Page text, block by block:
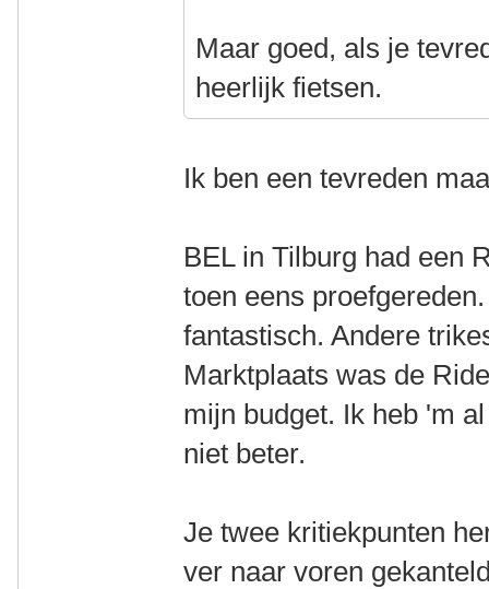
Maar goed, als je
heerlijk fietsen.
Ik ben een tevreden
BEL in Tilburg had een
toen eens
fantastisch. Andere
Marktplaats was de
mijn budget. Ik heb 'm
niet beter.
Je twee kritiekpunten
ver naar voren